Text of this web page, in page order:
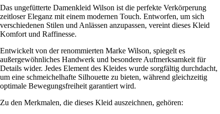
Das ungefütterte Damenkleid Wilson ist die perfekte Verkörperung
zeitloser Eleganz mit einem modernen Touch. Entworfen, um sich
verschiedenen Stilen und Anlässen anzupassen, vereint dieses Kleid
Komfort und Raffinesse.
Entwickelt von der renommierten Marke Wilson, spiegelt es
außergewöhnliches Handwerk und besondere Aufmerksamkeit für
Details wider. Jedes Element des Kleides wurde sorgfältig durchdacht,
um eine schmeichelhafte Silhouette zu bieten, während gleichzeitig
optimale Bewegungsfreiheit garantiert wird.
Zu den Merkmalen, die dieses Kleid auszeichnen, gehören: